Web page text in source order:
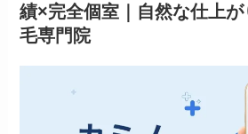
績×完全個室｜自然な仕上
毛専門院